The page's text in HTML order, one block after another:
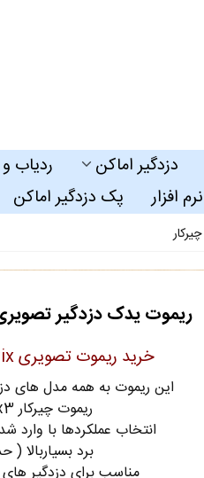
دزدگیر اماکن ردیاب و GPS
نرم افزار پک دزدگیر اماکن
ریموت یدک دزدگیر
خرید ریموت تصویری Matrix,چیرکار , CHAIRCAR
این ریموت به همه مدل های
ریموت چیرکار Fx3 هم استفاده میشود
ﺍﻧﺘﺨﺎﺏ ﻋﻤﻠﮑﺮﺩﻫﺎ ﺑﺎ
ﺑﺮﺩ ﺑﺴﯿﺎﺭﺑﺎﻻ ( ﺣﺪﻭﺩ 800 ﺗﺎ
مناسب برای دزدگیر